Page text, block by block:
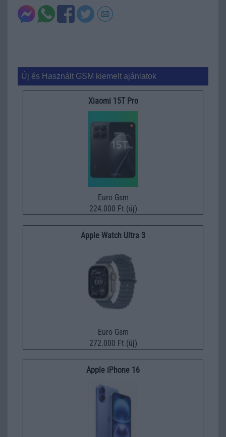
Új és Használt GSM kiemelt ajánlatok
Xiaomi 15T Pro
Euro Gsm
224.000 Ft (új)
Apple Watch Ultra 3
Euro Gsm
272.000 Ft (új)
Apple iPhone 16